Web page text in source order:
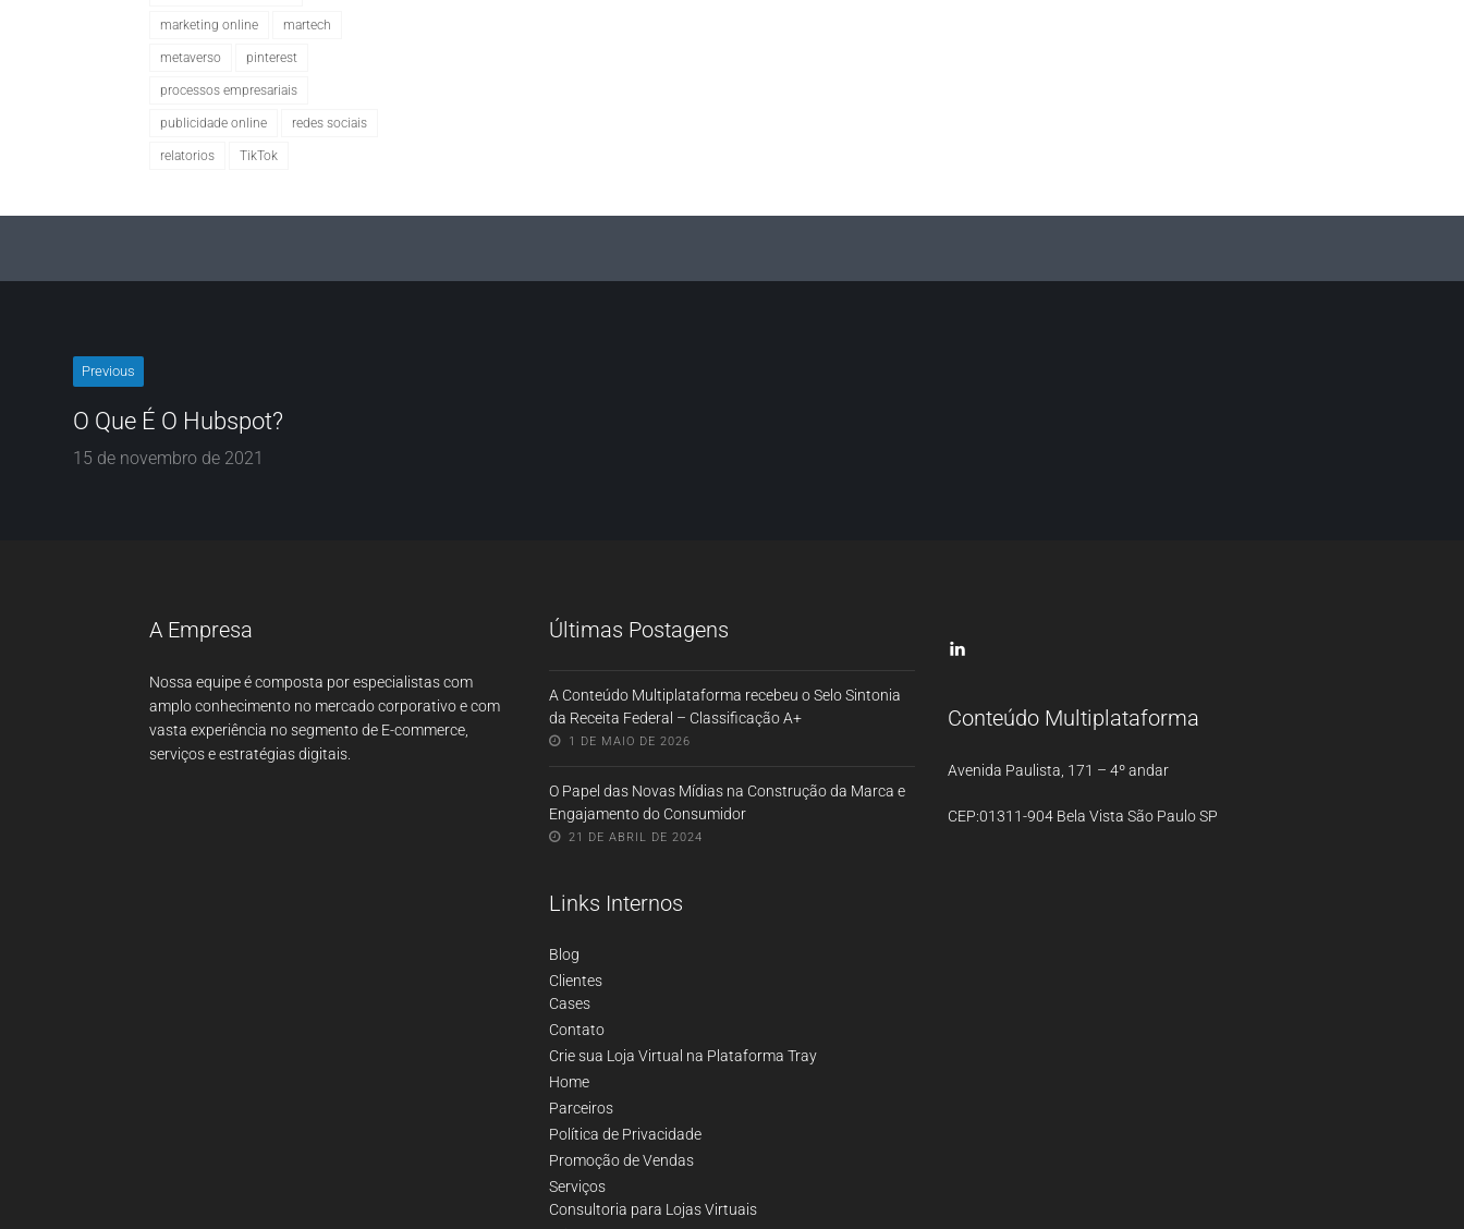
marketing online martech
metaverso pinterest
processos empresariais
publicidade online redes sociais
relatorios TikTok
Previous
O Que É O Hubspot?
15 de novembro de 2021
A Empresa
Nossa equipe é composta por especialistas com
amplo conhecimento no mercado corporativo e com
vasta experiência no segmento de E-commerce,
serviços e estratégias digitais.
Últimas Postagens
A Conteúdo Multiplataforma recebeu o Selo Sintonia
da Receita Federal – Classificação A+
1 DE MAIO DE 2026
O Papel das Novas Mídias na Construção da Marca e
Engajamento do Consumidor
21 DE ABRIL DE 2024
Links Internos
Blog
Clientes
Cases
Contato
Crie sua Loja Virtual na Plataforma Tray
Home
Parceiros
Política de Privacidade
Promoção de Vendas
Serviços
Consultoria para Lojas Virtuais
Conteúdo Multiplataforma
Avenida Paulista, 171 – 4º andar
CEP:01311-904 Bela Vista São Paulo SP